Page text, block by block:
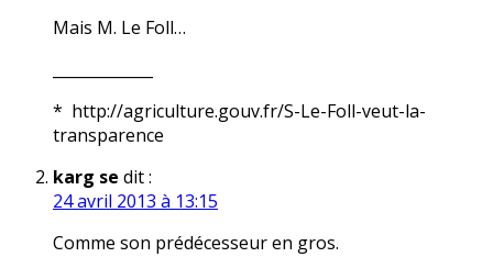
Mais M. Le Foll…
* http://agriculture.gouv.fr/S-Le-Foll-veut-la-
transparence
karg se dit :
24 avril 2013 à 13:15
Comme son prédécesseur en gros.